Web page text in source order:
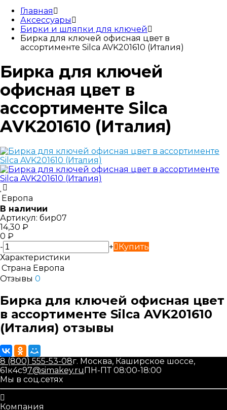
Главная
Аксессуары
Бирки и шляпки для ключей
Бирка для ключей офисная цвет в
ассортименте Silca AVK201610 (Италия)
Бирка для ключей
офисная цвет в
ассортименте Silca
AVK201610 (Италия)
Европа
В наличии
Артикул: бир07
14,30 ₽
0 ₽
-
+
Купить
Характеристики
Страна Европа
Отзывы 0
Бирка для ключей офисная цвет
в ассортименте Silca AVK201610
(Италия) отзывы
8 (800) 555-53-08г. Москва, Каширское шоссе,
61к4с97@simakey.ruПН-ПТ 08:00-18:00
Мы в соц.сетях
Компания